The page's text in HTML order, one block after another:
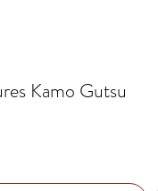
Kamo Gutsu